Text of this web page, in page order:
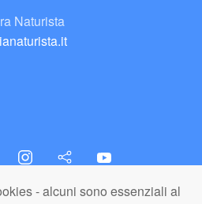
- alcuni sono essenziali al
Naturista